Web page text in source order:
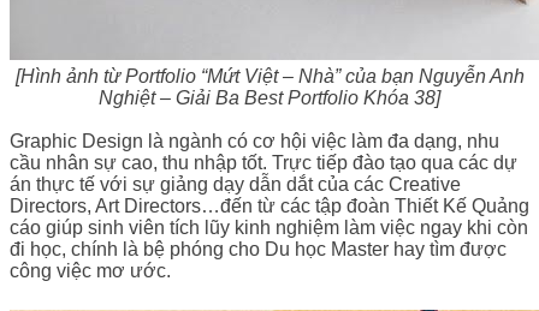
[Hình ảnh từ Portfolio “Mứt Việt – Nhà” của bạn Nguyễn Anh
Nghiệt – Giải Ba Best Portfolio Khóa 38]
Graphic Design là ngành có cơ hội việc làm đa dạng, nhu
cầu nhân sự cao, thu nhập tốt. Trực tiếp đào tạo qua các dự
án thực tế với sự giảng dạy dẫn dắt của các Creative
Directors, Art Directors…đến từ các tập đoàn Thiết Kế Quảng
cáo giúp sinh viên tích lũy kinh nghiệm làm việc ngay khi còn
đi học, chính là bệ phóng cho Du học Master hay tìm được
công việc mơ ước.